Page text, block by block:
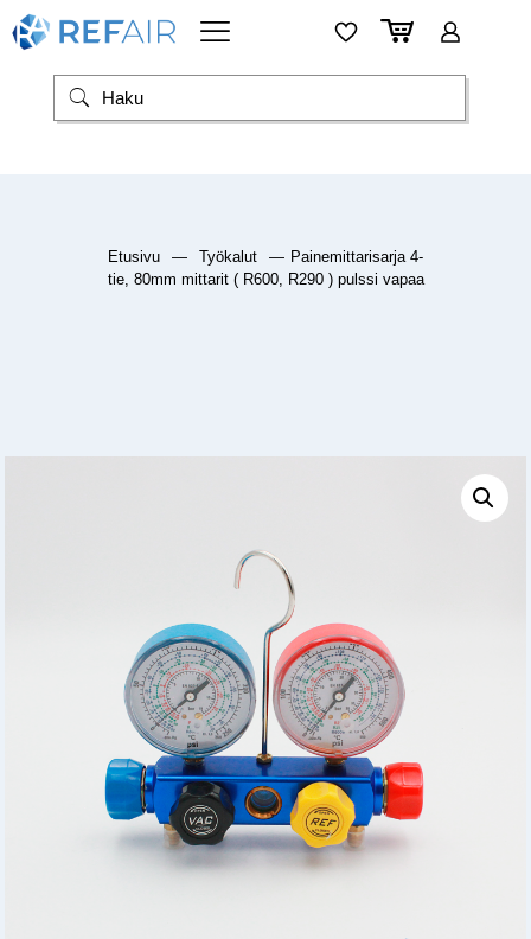
Etusivu — Työkalut — Painemittarisarja 4-
tie, 80mm mittarit ( R600, R290 ) pulssi vapaa